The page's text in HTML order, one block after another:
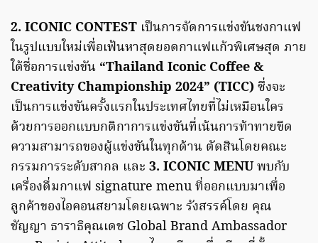
2. ICONIC CONTEST เป็นการจัดการแข่งขันชงกาแฟ
ในรูปแบบใหม่เพื่อเฟ้นหาสุดยอดกาแฟแก้วพิเศษสุด ภาย
ใต้ชื่อการแข่งขัน “Thailand Iconic Coffee &
Creativity Championship 2024” (TICC)ซึ่งจะ
เป็นการแข่งขันครั้งแรกในประเทศไทยที่ไม่เหมือนใคร
ด้วยการออกแบบกติกาการแข่งขันที่เน้นการท้าทายขีด
ความสามารถของผู้แข่งขันในทุกด้าน ตัดสินโดยคณะ
กรรมการระดับสากล และ 3. ICONIC MENUพบกับ
เครื่องดื่มกาแฟ signature menu ที่ออกแบบมาเพื่อ
ลูกค้าของไอคอนสยามโดยเฉพาะ รังสรรค์โดย คุณ
ชัญญา ธาราธิคุณเดช Global Brand Ambassador